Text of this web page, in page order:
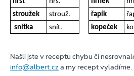
stroužek
strouž. řapík
snítka
snít. kopeček
Našli jste v receptu chybu či
info@albert.cza my recept vyladíme.